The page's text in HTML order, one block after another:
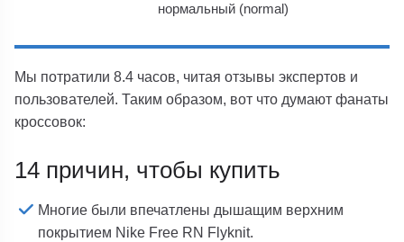
нормальный (normal)
Мы потратили 8.4 часов, читая отзывы экспертов и
пользователей. Таким образом, вот что думают фанаты
кроссовок:
14 причин, чтобы купить
Многие были впечатлены дышащим верхним
покрытием Nike Free RN Flyknit.